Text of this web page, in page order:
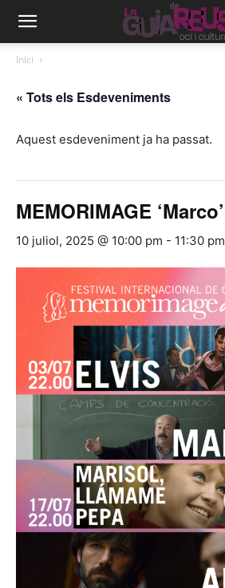
Inici
« Tots els Esdeveniments
Aquest esdeveniment ja ha passat.
MEMORIMAGE ‘Marco’
10 juliol, 2025 @ 10:00 pm - 11:30 pm